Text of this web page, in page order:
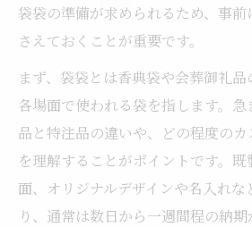
ション術
上里町周辺の葬儀関連袋袋発注
地元で葬儀袋袋を効率的
葬儀現場で役立つ袋袋制
袋袋発注時に押さえるべ
法
葬儀袋袋の地元依頼で得
袋袋の準備が求められるため、事
さえておくことが重要です。
まず、袋袋とは香典袋や会葬御礼
各場面で使われる袋を指します。
品と特注品の違いや、どの程度の
を理解することがポイントです。
面、オリジナルデザインや名入れな
り、通常は数日から一週間程の納期